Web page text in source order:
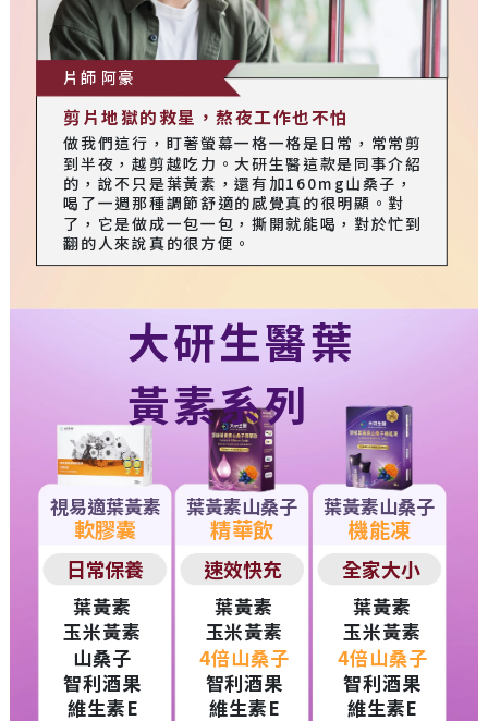
片師 阿豪
剪片地獄的救星，熬夜工作也不怕
做我們這行，盯著螢幕一格一格是日常，常常剪
到半夜，越剪越吃力。大研生醫這款是同事介紹
的，說不只是葉黃素，還有加160mg山桑子，
喝了一週那種調節舒適的感覺真的很明顯。對
了，它是做成一包一包，撕開就能喝，對於忙到
翻的人來說真的很方便。
大研生醫葉
黃素系列
視易適葉黃素
軟膠囊
日常保養
葉黃素
玉米黃素
山桑子
智利酒果
維生素E
葉黃素山桑子
精華飲
速效快充
葉黃素
玉米黃素
4倍山桑子
智利酒果
維生素E
葉黃素山桑子
機能凍
全家大小
葉黃素
玉米黃素
4倍山桑子
智利酒果
維生素E